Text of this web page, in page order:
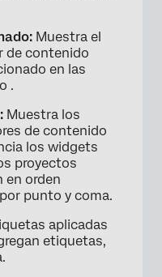
Muestra el
de contenido
en las
.
Muestra los
de contenido
los widgets
proyectos
en orden
punto y coma.
aplicadas
etiquetas,